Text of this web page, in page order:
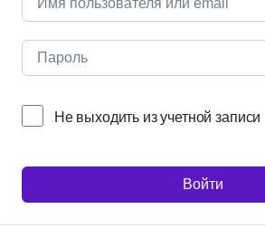
Не выходить из учетной записи
Войти